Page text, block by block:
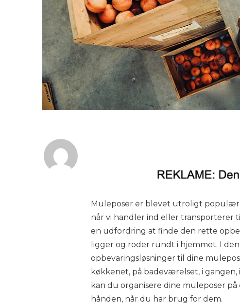
Muleposer er blevet utroligt
når vi handler ind eller transporterer
en udfordring at finde den rette
ligger og roder rundt i hjemmet. I
opbevaringsløsninger til dine
køkkenet, på badeværelset, i gangen,
kan du organisere dine muleposer
hånden, når du har brug for dem.